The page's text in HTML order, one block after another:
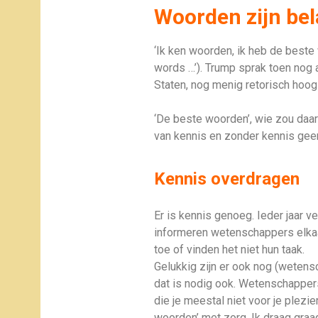
Woorden zijn
‘Ik ken woorden, ik heb de
words …’). Trump sprak toen
Staten, nog menig retorisch
‘De beste woorden’, wie zou
van kennis en zonder kennis
Kennis overdragen
Er is kennis genoeg. Ieder jaar
informeren wetenschappers
toe of vinden het niet hun taak.
Gelukkig zijn er ook nog
dat is nodig ook.
die je meestal niet voor je